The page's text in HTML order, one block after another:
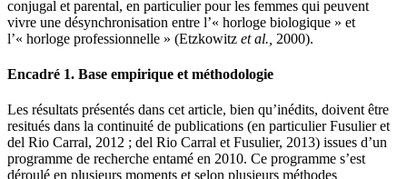
conjugal et parental, en particulier pour les femmes qui peuvent
vivre une désynchronisation entre l’« horloge biologique » et
l’« horloge professionnelle » (Etzkowitz et al., 2000).
Encadré 1. Base empirique et méthodologie
Les résultats présentés dans cet article, bien qu’inédits, doivent être
resitués dans la continuité de publications (en particulier Fusulier et
del Rio Carral, 2012 ; del Rio Carral et Fusulier, 2013) issues d’un
programme de recherche entamé en 2010. Ce programme s’est
déroulé en plusieurs moments et selon plusieurs méthodes